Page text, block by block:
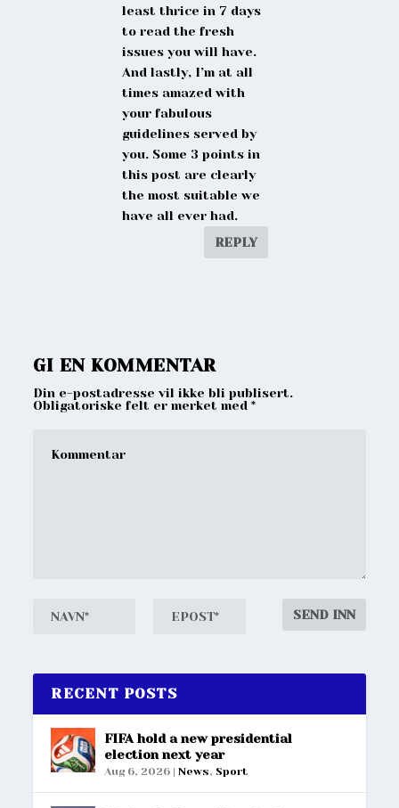
least thrice in 7 days
to read the fresh
issues you will have.
And lastly, I’m at all
times amazed with
your fabulous
guidelines served by
you. Some 3 points in
this post are clearly
the most suitable we
have all ever had.
REPLY
GI EN KOMMENTAR
Din e-postadresse vil ikke bli publisert.
Obligatoriske felt er merket med*
RECENT POSTS
FIFA hold a new presidential
election next year
Aug 6, 2026 |News, Sport